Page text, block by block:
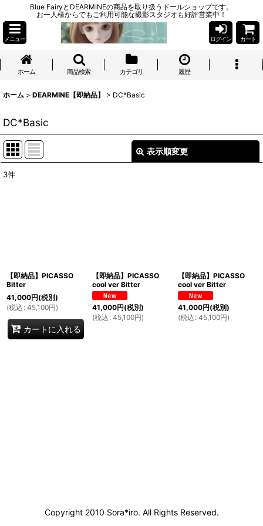
Blue FairyとDEARMINEの商品を取り扱うドールショップです。
お一人様からでもご利用可能な撮影スタジオも好評営業中！
メニュー ログイン カート
ホーム 商品検索 カテゴリ 履歴
ホーム > DEARMINE【即納品】 > DC*Basic
DC*Basic
表示順変更
3件
【即納品】PICASSO
Bitter
41,000円(税別)
(税込 : 45,100円)
カートに入れる
【即納品】PICASSO
cool ver Bitter
41,000円(税別)
(税込 : 45,100円)
【即納品】PICASSO
cool ver Bitter
41,000円(税別)
(税込 : 45,100円)
Copyright 2010 Sora*iro. All Rights Reserved.